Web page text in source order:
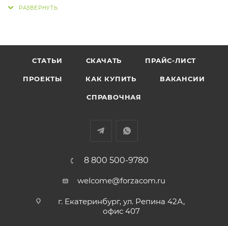
СТАТЬИ СКАЧАТЬ ПРАЙС-ЛИСТ
ПРОЕКТЫ КАК КУПИТЬ ВАКАНСИИ
СПРАВОЧНАЯ
8 800 500-9780
welcome@forzacom.ru
г. Екатеринбург, ул. Репина 42А,
офис 407